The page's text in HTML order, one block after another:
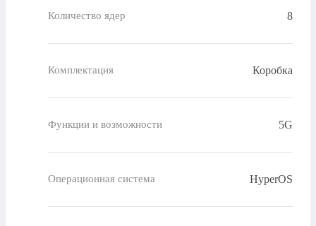
Количество ядер 8
Комплектация Коробка
Функции и возможности 5G
Операционная система HyperOS